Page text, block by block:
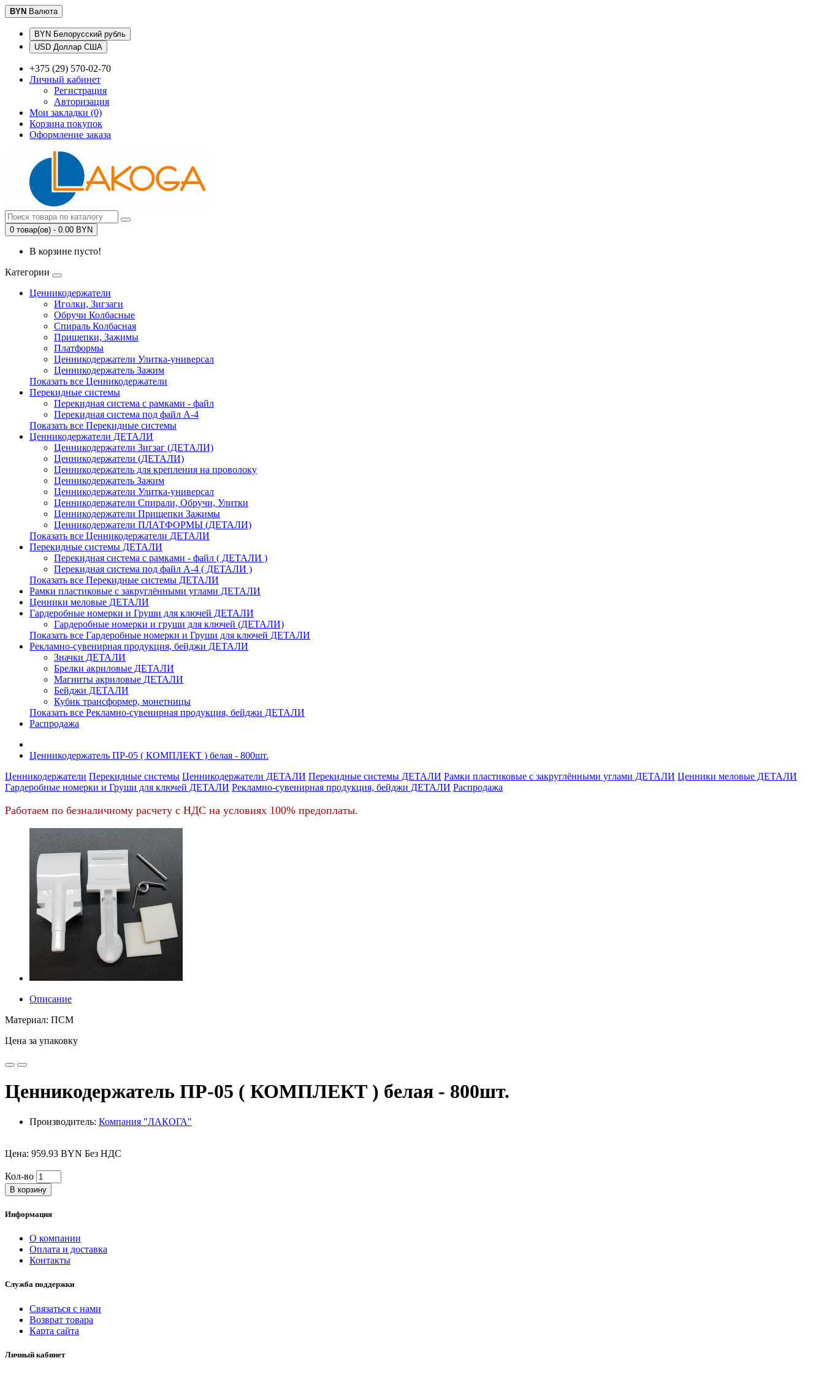
BYN Валюта
BYN Белорусский рубль
USD Доллар США
+375 (29) 570-02-70
Личный кабинет
Регистрация
Авторизация
Мои закладки (0)
Корзина покупок
Оформление заказа
0 товар(ов) - 0.00 BYN
В корзине пусто!
Категории
Ценникодержатели
Иголки, Зигзаги
Обручи Колбасные
Cпираль Колбасная
Прищепки, Зажимы
Платформы
Ценникодержатели Улитка-универсал
Ценникодержатель Зажим
Показать все Ценникодержатели
Перекидные системы
Перекидная система с рамками - файл
Перекидная система под файл А-4
Показать все Перекидные системы
Ценникодержатели ДЕТАЛИ
Ценникодержатели Зигзаг (ДЕТАЛИ)
Ценникодержатели (ДЕТАЛИ)
Ценникодержатель для крепления на проволоку
Ценникодержатель Зажим
Ценникодержатели Улитка-универсал
Ценникодержатели Спирали, Обручи, Улитки
Ценникодержатели Прищепки Зажимы
Ценникодержатели ПЛАТФОРМЫ (ДЕТАЛИ)
Показать все Ценникодержатели ДЕТАЛИ
Перекидные системы ДЕТАЛИ
Перекидная система с рамками - файл ( ДЕТАЛИ )
Перекидная система под файл А-4 ( ДЕТАЛИ )
Показать все Перекидные системы ДЕТАЛИ
Рамки пластиковые c закруглёнными углами ДЕТАЛИ
Ценники меловые ДЕТАЛИ
Гардеробные номерки и Груши для ключей ДЕТАЛИ
Гардеробные номерки и груши для ключей (ДЕТАЛИ)
Показать все Гардеробные номерки и Груши для ключей ДЕТАЛИ
Рекламно-сувенирная продукция, бейджи ДЕТАЛИ
Значки ДЕТАЛИ
Брелки акриловые ДЕТАЛИ
Магниты акриловые ДЕТАЛИ
Бейджи ДЕТАЛИ
Кубик трансформер, монетницы
Показать все Рекламно-сувенирная продукция, бейджи ДЕТАЛИ
Распродажа
Ценникодержатель ПР-05 ( КОМПЛЕКТ ) белая - 800шт.
Ценникодержатели Перекидные системы Ценникодержатели ДЕТАЛИ Перекидные системы ДЕТАЛИ Рамки пластиковые c закруглёнными углами ДЕТАЛИ Ценники меловые ДЕТАЛИ
Гардеробные номерки и Груши для ключей ДЕТАЛИ Рекламно-сувенирная продукция, бейджи ДЕТАЛИ Распродажа
Работаем по безналичному расчету с НДС на условиях 100% предоплаты.
Описание
Материал: ПСМ
Цена за упаковку
Ценникодержатель ПР-05 ( КОМПЛЕКТ ) белая - 800шт.
Производитель: Компания "ЛАКОГА"
Цена: 959.93 BYN Без НДС
Кол-во
В корзину
Информация
О компании
Оплата и доставка
Контакты
Служба поддержки
Связаться с нами
Возврат товара
Карта сайта
Личный кабинет